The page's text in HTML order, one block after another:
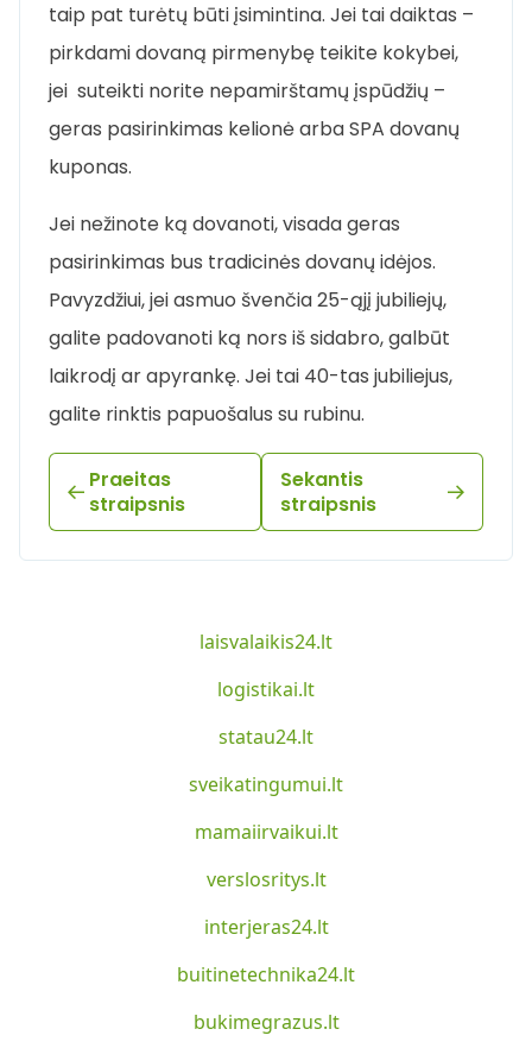
taip pat turėtų būti įsimintina. Jei tai daiktas –
pirkdami dovaną pirmenybę teikite kokybei,
jei suteikti norite nepamirštamų įspūdžių –
geras pasirinkimas kelionė arba SPA dovanų
kuponas.
Jei nežinote ką dovanoti, visada geras
pasirinkimas bus tradicinės dovanų idėjos.
Pavyzdžiui, jei asmuo švenčia 25-ąjį jubiliejų,
galite padovanoti ką nors iš sidabro, galbūt
laikrodį ar apyrankę. Jei tai 40-tas jubiliejus,
galite rinktis papuošalus su rubinu.
Praeitas
straipsnis
Sekantis
straipsnis
laisvalaikis24.lt
logistikai.lt
statau24.lt
sveikatingumui.lt
mamaiirvaikui.lt
verslosritys.lt
interjeras24.lt
buitinetechnika24.lt
bukimegrazus.lt